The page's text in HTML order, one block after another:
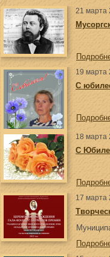
21 марта
19 марта
С
18 марта
С
17 марта